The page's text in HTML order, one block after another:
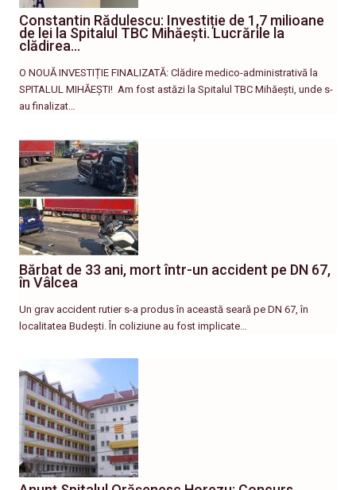
Constantin Rădulescu: Investiție de 1,7 milioane
de lei la Spitalul TBC Mihăești. Lucrările la
clădirea…
O NOUĂ INVESTIȚIE FINALIZATĂ: Clădire medico-administrativă la
SPITALUL MIHĂEȘTI! ​ Am fost astăzi la Spitalul TBC Mihăești, unde s-
au finalizat…
Bărbat de 33 ani, mort într-un accident pe DN 67,
în Vâlcea
Un grav accident rutier s-a produs în această seară pe DN 67, în
localitatea Budești. În coliziune au fost implicate…